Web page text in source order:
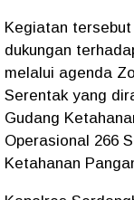
Kegiatan
dukungan
melalui agenda
Serentak yang
Gudang
Operasional 266
Ketahanan